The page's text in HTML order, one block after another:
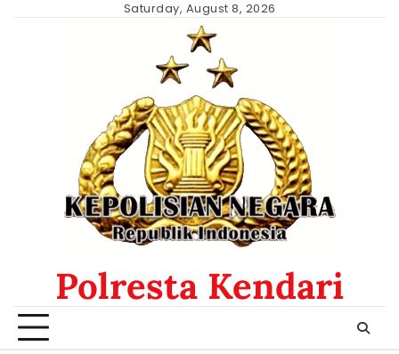
Saturday, August 8, 2026
Polresta Kendari